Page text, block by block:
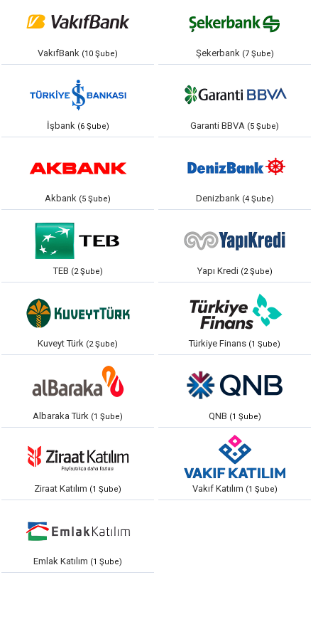
VakıfBank (10 Şube) Şekerbank (7 Şube)
İşbank (6 Şube) Garanti BBVA (5 Şube)
Akbank (5 Şube) Denizbank (4 Şube)
TEB (2 Şube) Yapı Kredi (2 Şube)
Kuveyt Türk (2 Şube) Türkiye Finans (1 Şube)
Albaraka Türk (1 Şube) QNB (1 Şube)
Ziraat Katılım (1 Şube) Vakıf Katılım (1 Şube)
Emlak Katılım (1 Şube)